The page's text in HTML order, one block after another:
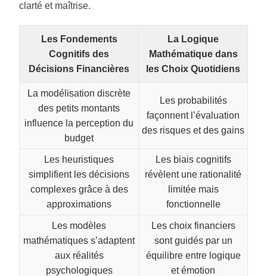
clarté et maîtrise.
Les Fondements
Cognitifs des
Décisions Financières
La Logique
Mathématique dans
les Choix Quotidiens
La modélisation discrète
des petits montants
influence la perception du
budget
Les probabilités
façonnent l’évaluation
des risques et des gains
Les heuristiques
simplifient les décisions
complexes grâce à des
approximations
Les biais cognitifs
révèlent une rationalité
limitée mais
fonctionnelle
Les modèles
mathématiques s’adaptent
aux réalités
psychologiques
Les choix financiers
sont guidés par un
équilibre entre logique
et émotion